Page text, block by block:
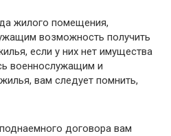
жилого помещения,
возможность получить
если у них нет имущества
военнослужащим и
вам следует помнить,
договора вам